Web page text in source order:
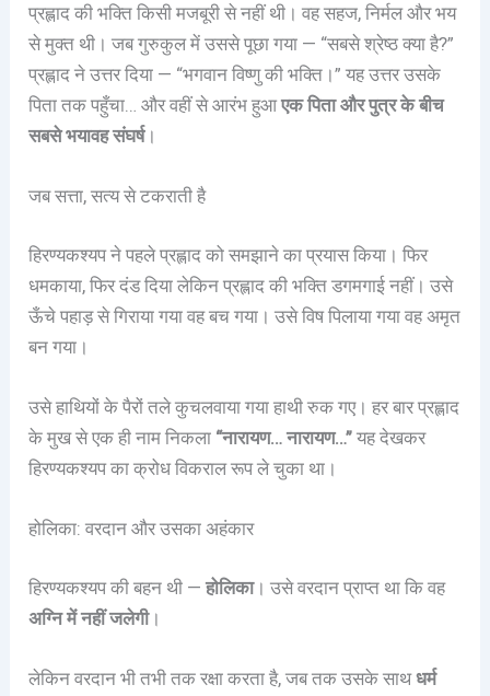
प्रह्लाद की भक्ति किसी मजबूरी से नहीं थी। वह सहज, निर्मल और भय
से मुक्त थी। जब गुरुकुल में उससे पूछा गया — “सबसे श्रेष्ठ क्या है?”
प्रह्लाद ने उत्तर दिया — “भगवान विष्णु की भक्ति।” यह उत्तर उसके
पिता तक पहुँचा… और वहीं से आरंभ हुआएक पिता और पुत्र के बीच
सबसे भयावह संघर्ष।
जब सत्ता, सत्य से टकराती है
हिरण्यकश्यप ने पहले प्रह्लाद को समझाने का प्रयास किया। फिर
धमकाया, फिर दंड दिया लेकिन प्रह्लाद की भक्ति डगमगाई नहीं। उसे
ऊँचे पहाड़ से गिराया गया वह बच गया। उसे विष पिलाया गया वह अमृत
बन गया।
उसे हाथियों के पैरों तले कुचलवाया गया हाथी रुक गए। हर बार प्रह्लाद
के मुख से एक ही नाम निकला “नारायण… नारायण…” यह देखकर
हिरण्यकश्यप का क्रोध विकराल रूप ले चुका था।
होलिका: वरदान और उसका अहंकार
हिरण्यकश्यप की बहन थी —होलिका। उसे वरदान प्राप्त था कि वह
अग्नि में नहीं जलेगी।
लेकिन वरदान भी तभी तक रक्षा करता है, जब तक उसके साथधर्म